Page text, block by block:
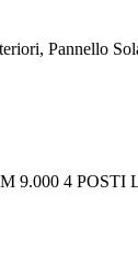
Pannello
9.000 4 POSTI